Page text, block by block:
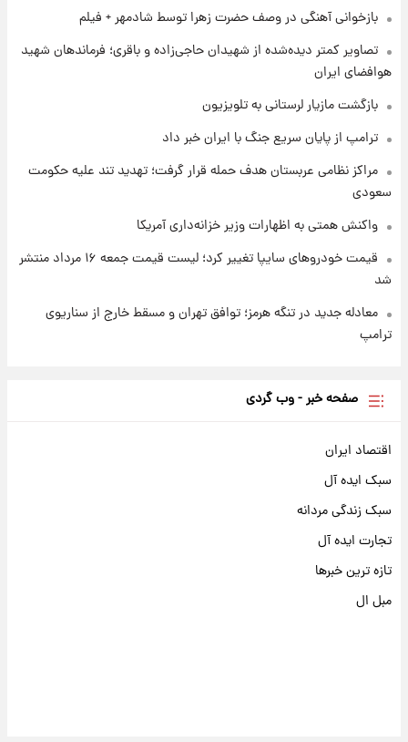
شارژ جدید کالابرگ برای سه دهک؛ جزئیات اعلام
بازخوانی آهنگی در وصف حضرت زهرا توسط شادمهر + فیلم
تصاویر کمتر دیده‌شده از شهیدان حاجی‌زاده و باقری؛ فرماندهان شهید
هوافضای ایران
بازگشت مازیار لرستانی به تلویزیون
ترامپ از پایان سریع جنگ با ایران خبر داد
مراکز نظامی عربستان هدف حمله قرار گرفت؛ تهدید تند علیه حکومت
سعودی
واکنش همتی به اظهارات وزیر خزانه‌داری آمریکا
قیمت خودروهای سایپا تغییر کرد؛ لیست قیمت جمعه ۱۶ مرداد منتشر
شد
معادله جدید در تنگه هرمز؛ توافق تهران و مسقط خارج از سناریوی
ترامپ
صفحه خبر - وب گردی
اقتصاد ایران
سبک ایده آل
سبک زندگی مردانه
تجارت ایده آل
تازه ترین خبرها
مبل ال